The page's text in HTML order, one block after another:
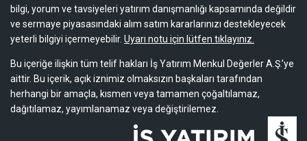
bilgi, yorum ve tavsiyeleri yatırım danışmanlığı kapsamında değildir
ve sermaye piyasasındaki alım satım kararlarınızı destekleyecek
yeterli bilgiyi içermeyebilir. Uyarı notu için lütfen tıklayınız.
Bu içeriğe ilişkin tüm telif hakları İş Yatırım Menkul Değerler A.Ş.’ye
aittir. Bu içerik, açık iznimiz olmaksızın başkaları tarafından
herhangi bir amaçla, kısmen veya tamamen çoğaltılamaz,
dağıtılamaz, yayımlanamaz veya değiştirilemez.